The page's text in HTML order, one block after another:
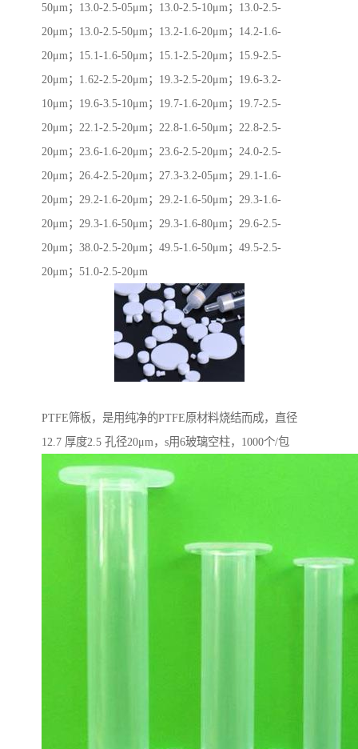
50μm；13.0-2.5-05μm；13.0-2.5-10μm；13.0-2.5-
20μm；13.0-2.5-50μm；13.2-1.6-20μm；14.2-1.6-
20μm；15.1-1.6-50μm；15.1-2.5-20μm；15.9-2.5-
20μm；1.62-2.5-20μm；19.3-2.5-20μm；19.6-3.2-
10μm；19.6-3.5-10μm；19.7-1.6-20μm；19.7-2.5-
20μm；22.1-2.5-20μm；22.8-1.6-50μm；22.8-2.5-
20μm；23.6-1.6-20μm；23.6-2.5-20μm；24.0-2.5-
20μm；26.4-2.5-20μm；27.3-3.2-05μm；29.1-1.6-
20μm；29.2-1.6-20μm；29.2-1.6-50μm；29.3-1.6-
20μm；29.3-1.6-50μm；29.3-1.6-80μm；29.6-2.5-
20μm；38.0-2.5-20μm；49.5-1.6-50μm；49.5-2.5-
20μm；51.0-2.5-20μm
PTFE筛板，是用纯净的PTFE原材料烧结而成，直径
12.7 厚度2.5 孔径20μm，s用6玻璃空柱，1000个/包